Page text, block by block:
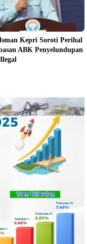
Kepri Soroti Perihal
ABK Penyelundupan